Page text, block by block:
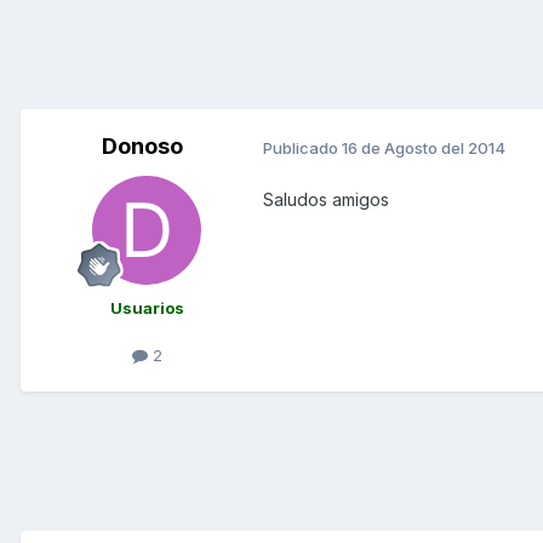
Donoso
Usuarios
2
Publicado 16 de Agosto del 2014
Saludos amigos